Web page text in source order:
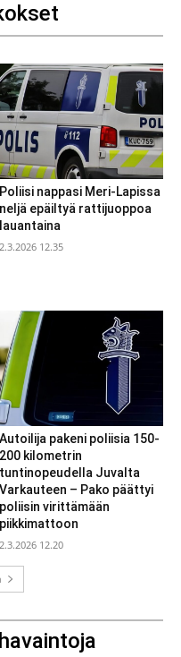
Poliisi nappasi Meri-Lapissa
neljä epäiltyä rattijuoppoa
lauantaina
2.3.2026 12.35
Autoilija pakeni poliisia 150-
200 kilometrin
tuntinopeudella Juvalta
Varkauteen – Pako päättyi
poliisin virittämään
piikkimattoon
2.3.2026 12.20